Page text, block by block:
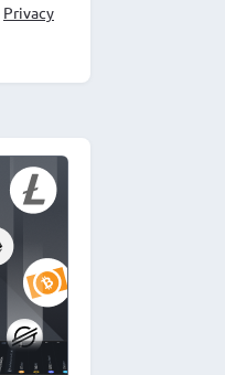
Privacy